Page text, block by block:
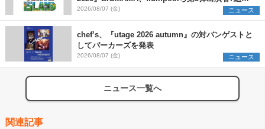
発表 ワークショップ・アート出展者を募集
2026/08/07 (金) ニュース
chef’s、『utage 2026 autumn』の対バンゲストと
してパーカーズを発表
2026/08/07 (金) ニュース
ニュース一覧へ
関連記事